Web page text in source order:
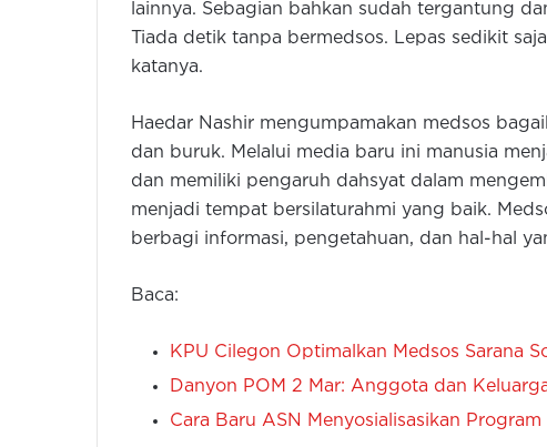
lainnya. Sebagian bahkan sudah tergantung
Tiada detik tanpa bermedsos. Lepas sedikit
katanya.
Haedar Nashir mengumpamakan medsos
dan buruk. Melalui media baru ini manusia
dan memiliki pengaruh dahsyat dalam
menjadi tempat bersilaturahmi yang baik.
berbagi informasi, pengetahuan, dan hal-hal
Baca:
KPU Cilegon Optimalkan Medsos Sarana
Danyon POM 2 Mar: Anggota dan
Cara Baru ASN Menyosialisasikan